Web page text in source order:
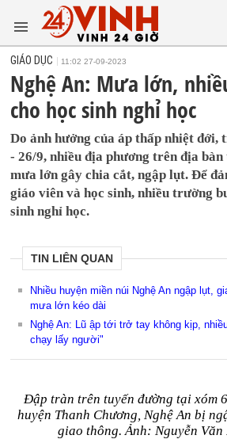
GIÁO DỤC 11:02 27-09-2023
Nghệ An: Mưa lớn,
cho học sinh nghỉ học
Do ảnh hưởng của áp thấp nhiệt đới,
- 26/9, nhiều địa phương trên địa bàn
mưa lớn gây chia cắt, ngập lụt. Để
giáo viên và học sinh, nhiều trường
sinh nghỉ học.
TIN LIÊN QUAN
Nhiều huyện miền núi Nghệ An ngập lụt,
mưa lớn kéo dài
Nghệ An: Lũ ập tới trở tay không kịp,
chạy lấy người"
Đập tràn trên tuyến đường tại xóm
huyện Thanh Chương, Nghệ An bị
giao thông. Ảnh: Nguyễn Văn